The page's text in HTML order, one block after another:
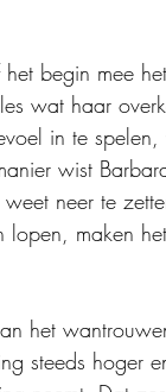
begin mee
wat haar
wist
neer te
lopen, maken
het
steeds hoger